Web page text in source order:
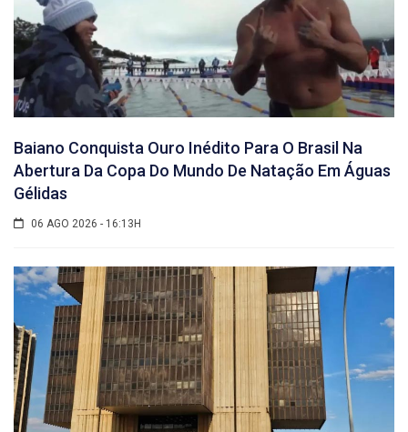
Baiano Conquista Ouro Inédito Para O Brasil Na
Abertura Da Copa Do Mundo De Natação Em Águas
Gélidas
06 AGO 2026 - 16:13H